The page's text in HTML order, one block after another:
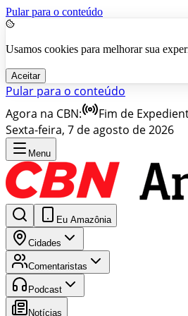
Pular para o conteúdo
Usamos cookies para melhorar sua
Aceitar
Pular para o conteúdo
Agora na CBN:
Fim de
Sexta-feira, 7 de agosto de 2026
Menu
Eu Amazônia
Cidades
Comentaristas
Podcast
Notícias